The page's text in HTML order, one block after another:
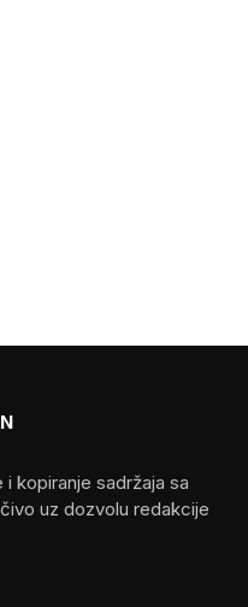
kopiranje sadržaja sa
uz dozvolu redakcije